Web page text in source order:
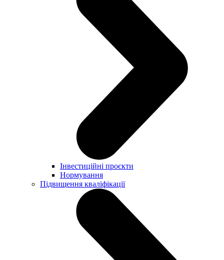
Інвестиційні проєкти
Нормування
Підвищення кваліфікації